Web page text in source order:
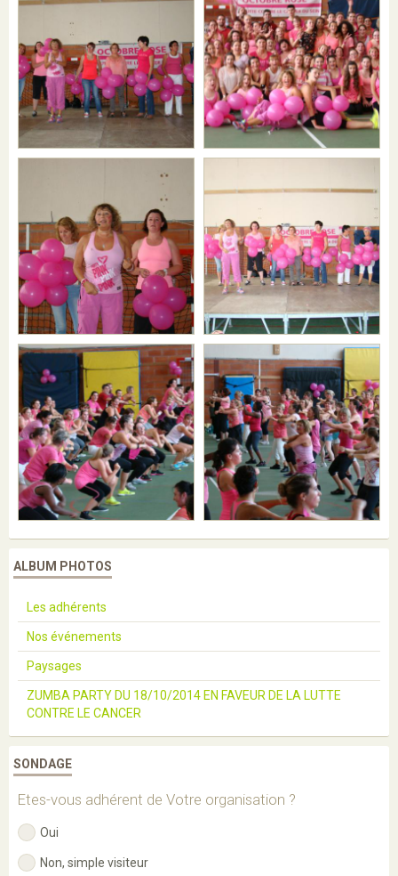
ALBUM PHOTOS
Les adhérents
Nos événements
Paysages
ZUMBA PARTY DU 18/10/2014 EN FAVEUR DE LA LUTTE
CONTRE LE CANCER
SONDAGE
Etes-vous adhérent de Votre organisation ?
Oui
Non, simple visiteur